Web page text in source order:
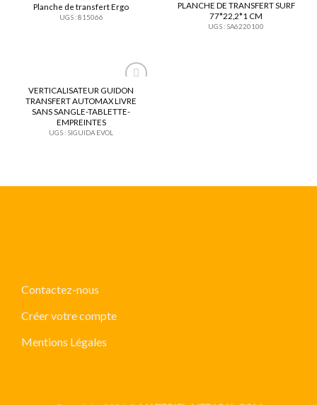
Ajouter
Planche de transfert Ergo
UGS : 815066
Ajouter
PLANCHE DE TRANSFERT SURF
77*22,2*1 CM
UGS : SA6220100
Ajouter
à ma
liste
VERTICALISATEUR GUIDON
TRANSFERT AUTOMAX LIVRE
SANS SANGLE-TABLETTE-
EMPREINTES
UGS : SIGUIDA EVOL
Contactez-nous
Créer votre compte
Mentions Légales